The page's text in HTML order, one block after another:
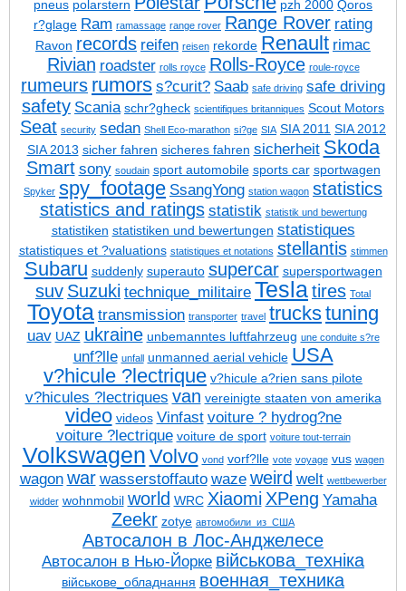
pneus polarstern pzh 2000 Qoros
r?glage Ram ramassage range rover Range Rover rating
Ravon records reifen reisen rekorde Renault rimac
Rivian roadster rolls royce Rolls-Royce roule-royce
rumeurs rumors s?curit? Saab safe driving safe driving
safety Scania schr?gheck scientifiques britanniques Scout Motors
Seat security sedan Shell Eco-marathon si?ge SIA SIA 2011 SIA 2012
SIA 2013 sicher fahren sicheres fahren sicherheit Skoda
Smart sony soudain sport automobile sports car sportwagen
Spyker spy_footage SsangYong station wagon statistics
statistics and ratings statistik statistik und bewertung
statistiken statistiken und bewertungen statistiques
statistiques et ?valuations statistiques et notations stellantis stimmen
Subaru suddenly superauto supercar supersportwagen
suv Suzuki technique_militaire Teslatires Total
Toyota transmission transporter travel truckstuning
uav UAZ ukraine unbemanntes luftfahrzeug une conduite s?re
unf?lle unfall unmanned aerial vehicle USA
v?hicule ?lectrique v?hicule a?rien sans pilote
v?hicules ?lectriques van vereinigte staaten von amerika
video videos Vinfast voiture ? hydrog?ne
voiture ?lectrique voiture de sport voiture tout-terrain
Volkswagen Volvo vond vorf?lle vote voyage vus wagen
wagon war wasserstoffauto waze weird welt wettbewerber
widder wohnmobil world WRC Xiaomi XPeng Yamaha
Zeekr zotye автомобили_из_США
Автосалон в Лос-Анджелесе
Автосалон в Нью-Йорке військова_техніка
військове_обладнання военная_техника